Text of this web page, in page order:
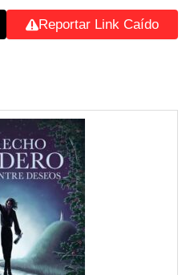
Reportar Link Caído